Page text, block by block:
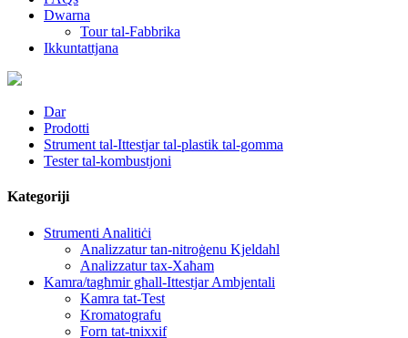
Dwarna
Tour tal-Fabbrika
Ikkuntattjana
Dar
Prodotti
Strument tal-Ittestjar tal-plastik tal-gomma
Tester tal-kombustjoni
Kategoriji
Strumenti Analitiċi
Analizzatur tan-nitroġenu Kjeldahl
Analizzatur tax-Xaħam
Kamra/tagħmir għall-Ittestjar Ambjentali
Kamra tat-Test
Kromatografu
Forn tat-tnixxif